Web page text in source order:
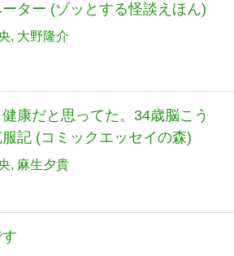
ター (ゾッとする怪談えほん)
大野隆介
康だと思ってた。34歳脳こう
記 (コミックエッセイの森)
麻生夕貴